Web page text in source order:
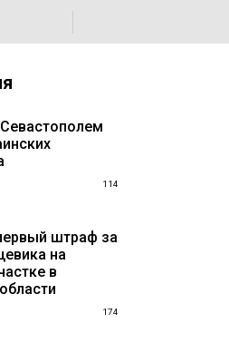
114
штраф за
на
в
174